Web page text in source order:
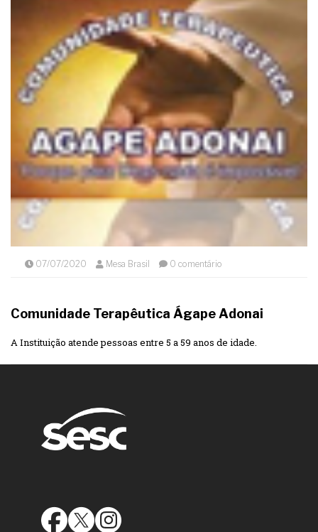
07/07/2020 Mesa Brasil 0 comentário
Comunidade Terapêutica Ágape Adonai
A Instituição atende pessoas entre 5 a 59 anos de idade.